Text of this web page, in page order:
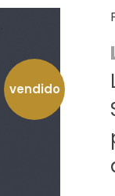
vendido